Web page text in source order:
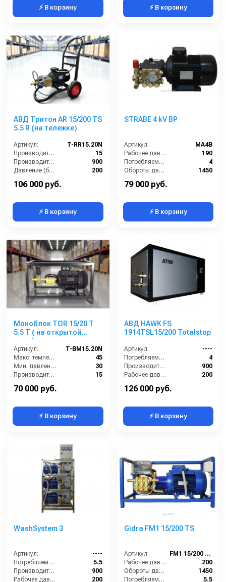
⚡ В корзину ⚡ В корзину
АВД Тритон AR 15/200 TS
5.5 R (на тележке)
Артикул:
T-RR15.20N
Производительность (л/мин):
15
Производительность (л/ч):
900
Давление (бар):
200
106 000 руб.
⚡ В корзину
STRABE 4 kV BP
Артикул:
MA4B
Рабочее давление (бар):
190
Потребляемая мощность (кВт):
4
Обороты двигателя (об/мин):
1450
Производительность (л/ч):
79 000 руб.
⚡ В корзину
Моноблок TOR 15/20 T
5.5 T ( на открытой
раме)
Артикул:
T-BM15.20N
Макс. температура воды (°C):
45
Мин. давление (бар):
30
Производительность (л/мин):
15
Производительность (л/ч):
70 000 руб.
⚡ В корзину
АВД HAWK FS
1914TSL15/200 Totalstop
Артикул:
----
Потребляемая мощность (кВт):
4
Производительность (л/ч):
900
Рабочее давление (бар):
200
126 000 руб.
⚡ В корзину
WashSystem 3
Артикул:
----
Потребляемая мощность (кВт):
5.5
Производительность (л/ч):
900
Рабочее давление (бар):
200
Gidra FM1 15/200 TS
Артикул:
FM1 15/200 TS
Рабочее давление (бар):
200
Обороты двигателя (об/мин):
1450
Потребляемая мощность (кВт):
5.5